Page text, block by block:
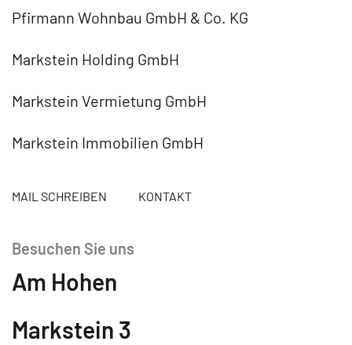
Pfirmann Wohnbau GmbH & Co. KG
Markstein Holding GmbH
Markstein Vermietung GmbH
Markstein Immobilien GmbH
MAIL SCHREIBEN KONTAKT
Besuchen Sie uns
Am Hohen
Markstein 3